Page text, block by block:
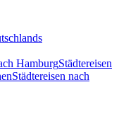
HamburgStädtereisen
Städtereisen nach